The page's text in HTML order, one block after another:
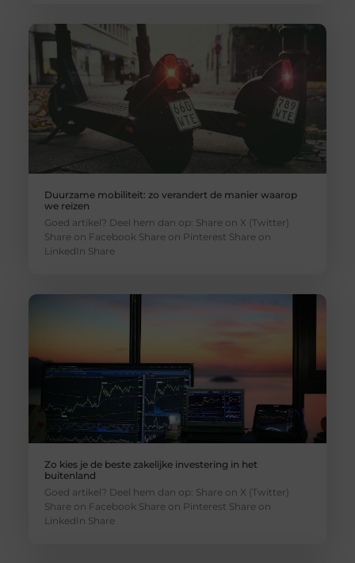
Duurzame mobiliteit: zo verandert de manier waarop
we reizen
Goed artikel? Deel hem dan op: Share on X (Twitter)
Share on Facebook Share on Pinterest Share on
LinkedIn Share
Zo kies je de beste zakelijke investering in het
buitenland
Goed artikel? Deel hem dan op: Share on X (Twitter)
Share on Facebook Share on Pinterest Share on
LinkedIn Share